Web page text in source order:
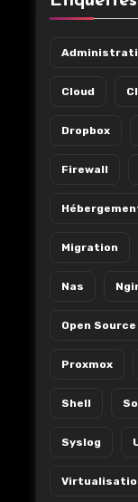
Cloud
Dropbox
Firewall
Migration
Nas
Open Source
Proxmox
Shell
Syslog